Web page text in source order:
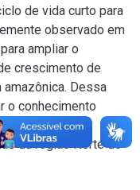
de vida curto para
observado em
ampliar o
crescimento de
Dessa
o conhecimento
de peixes
da região Norte do